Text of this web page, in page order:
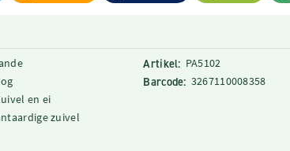
en ei
zuivel
Artikel: PA5102
Barcode: 3267110008358